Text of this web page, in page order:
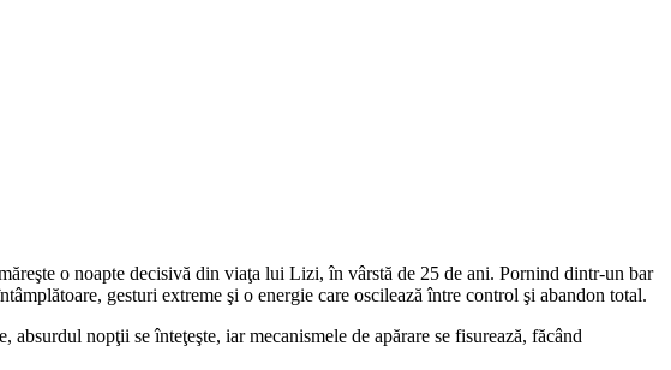
o noapte decisivă din viaţa lui Lizi, în vârstă de 25 de ani. Pornind dintr-un bar
gesturi extreme şi o energie care oscilează între control şi abandon total.
nopţii se înteţeşte, iar mecanismele de apărare se fisurează, făcând